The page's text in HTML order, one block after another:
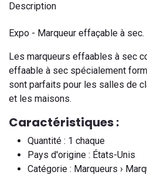
Description
Expo - Marqueur effaçable à sec.
Les marqueurs effaables à sec
effaable à sec spécialement
sont parfaits pour les salles de
et les maisons.
Caractéristiques :
Quantité : 1 chaque
Pays d'origine : États-Unis
Catégorie : Marqueurs ›